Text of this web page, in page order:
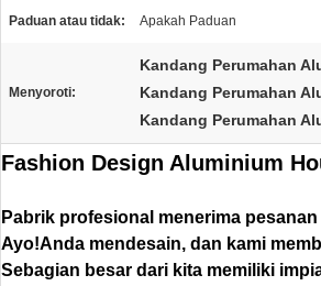
Paduan atau tidak: Apakah Paduan
Menyoroti:
Kandang Perumahan
Kandang Perumahan
Kandang Perumahan
Fashion Design Aluminium
Pabrik profesional menerima
Ayo!Anda mendesain, dan kami
Sebagian besar dari kita memiliki